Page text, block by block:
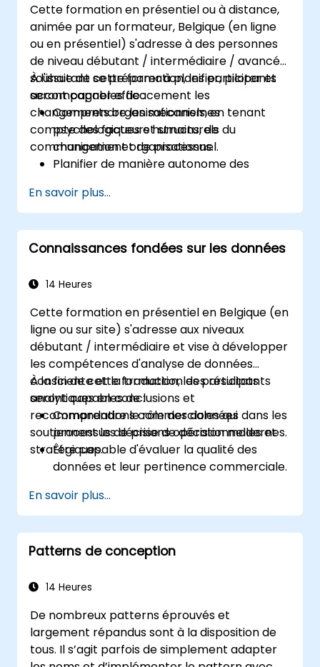
système.
Être capable d'évaluer la justesse et
l'efficacité des modèles d'affaires créés.
Cette formation en présentiel ou à distance,
animée par un formateur, Belgique (en ligne
ou en présentiel) s'adresse à des personnes
de niveau débutant / intermédiaire / avancé
souhaitant se préparer à planifier, piloter et
accompagner efficacement les
changements organisationnels, en tenant
compte des facteurs humains, de
communication et de processus.
À l'issue de cette formation, les participants
seront capables de :
Comprendre les mécanismes
psychologiques et structurels du
changement organisationnel.
Planifier de manière autonome des
changement.
Identifier les risques et diagnostiquer les
sources de résistance au changement.
Accompagner activement les parties
de transition.
professionnels adaptés à différents
publics cibles.
En savoir plus...
Connaissances fondées sur les données
14 Heures
Cette formation en présentiel en Belgique (en
ligne ou sur site) s'adresse aux niveaux
débutant / intermédiaire et vise à développer
les compétences d'analyse de données
consciente et la traduction des résultats
analytiques en conclusions et
recommandations commerciales qui
soutiennent les décisions opérationnelles et
stratégiques.
À la fin de cette formation, les participants
seront capables de :
Comprendre le rôle des données dans les
processus de prise de décision modernes.
Être capable d'évaluer la qualité des
données et leur pertinence commerciale.
données intermédiaires (tendances,
segmentation, analyse de scénarios).
Distinguer la corrélation de la causalité
lors de l'interprétation des résultats.
recommandations précises et fondées
Communiquer efficacement des
conclusions analytiques complexes aux
décideurs.
En savoir plus...
Patterns de conception
14 Heures
De nombreux patterns éprouvés et
largement répandus sont à la disposition de
tous. Il s’agit parfois de simplement adapter